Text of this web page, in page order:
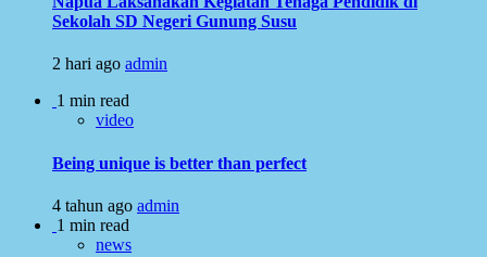
Sekolah SD Negeri Gunung Susu
2 hari ago admin
1 min read
video
Being unique is better than perfect
4 tahun ago admin
1 min read
news